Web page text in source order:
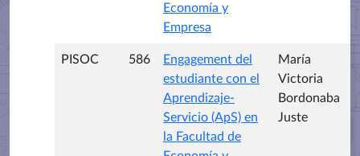
Economía y
Empresa
PISOC 586
Engagement del
estudiante con el
Aprendizaje-
Servicio (ApS) en
la Facultad de
María
Victoria
Bordonaba
Juste